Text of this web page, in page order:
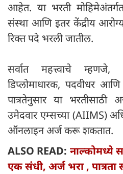
आहेत. या भरती
संस्था आणि इतर केंद्रीय
रिक्त पदे भरली जातील.
सर्वात महत्त्वाचे म्हणजे,
डिप्लोमाधारक, पदवीधर आणि
पात्रतेनुसार या
उमेदवार एम्सच्या (AIIMS)
ऑनलाइन अर्ज करू शकतात.
ALSO READ: नाल्कोमध्ये
एक संधी, अर्ज भरा , पात्रता